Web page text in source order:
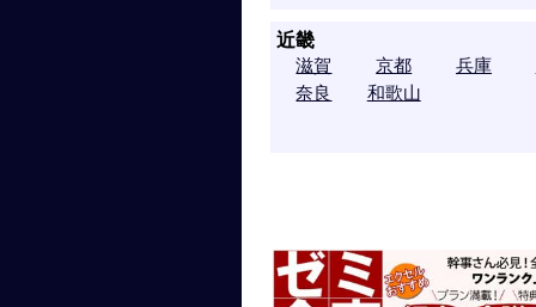
近畿
滋賀 京都 兵庫
奈良
和歌山